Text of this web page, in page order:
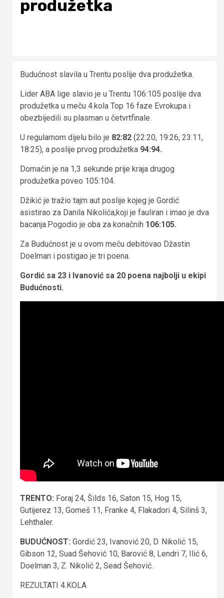
produžetka
Budućnost slavila u Trentu poslije dva produžetka.
Lider ABA lige slavio je u Trentu 106:105 poslije dva
produžetka u meču 4.kola Top 16 faze Evrokupa i
obezbijedili su plasman u četvrtfinale.
U regularnom dijelu bilo je 82:82 (22:20, 19:26, 23:11,
18:25), a poslije prvog produžetka 94:94.
Domaćin je na 1,3 sekunde prije kraja drugog
produžetka poveo 105:104.
Džikić je tražio tajm aut poslije kojeg je Gordić
asistirao za Danila Nikolića,koji je fauliran i imao je dva
bacanja.Pogodio je oba za konačnih 106:105.
Za Budućnost je u ovom meču debitovao Džastin
Doelman i postigao je tri poena.
Gordić sa 23 i Ivanović sa 20 poena najbolji u ekipi
Budućnosti.
TRENTO: Foraj 24, Šilds 16, Saton 15, Hog 15,
Gutijerez 13, Gomeš 11, Franke 4, Flakadori 4, Silinš 3,
Lehthaler.
BUDUĆNOST: Gordić 23, Ivanović 20, D. Nikolić 15,
Gibson 12, Suad Šehović 10, Barović 8, Lendri 7, Ilić 6,
Doelman 3, Z. Nikolić 2, Sead Šehović.
REZULTATI 4.KOLA